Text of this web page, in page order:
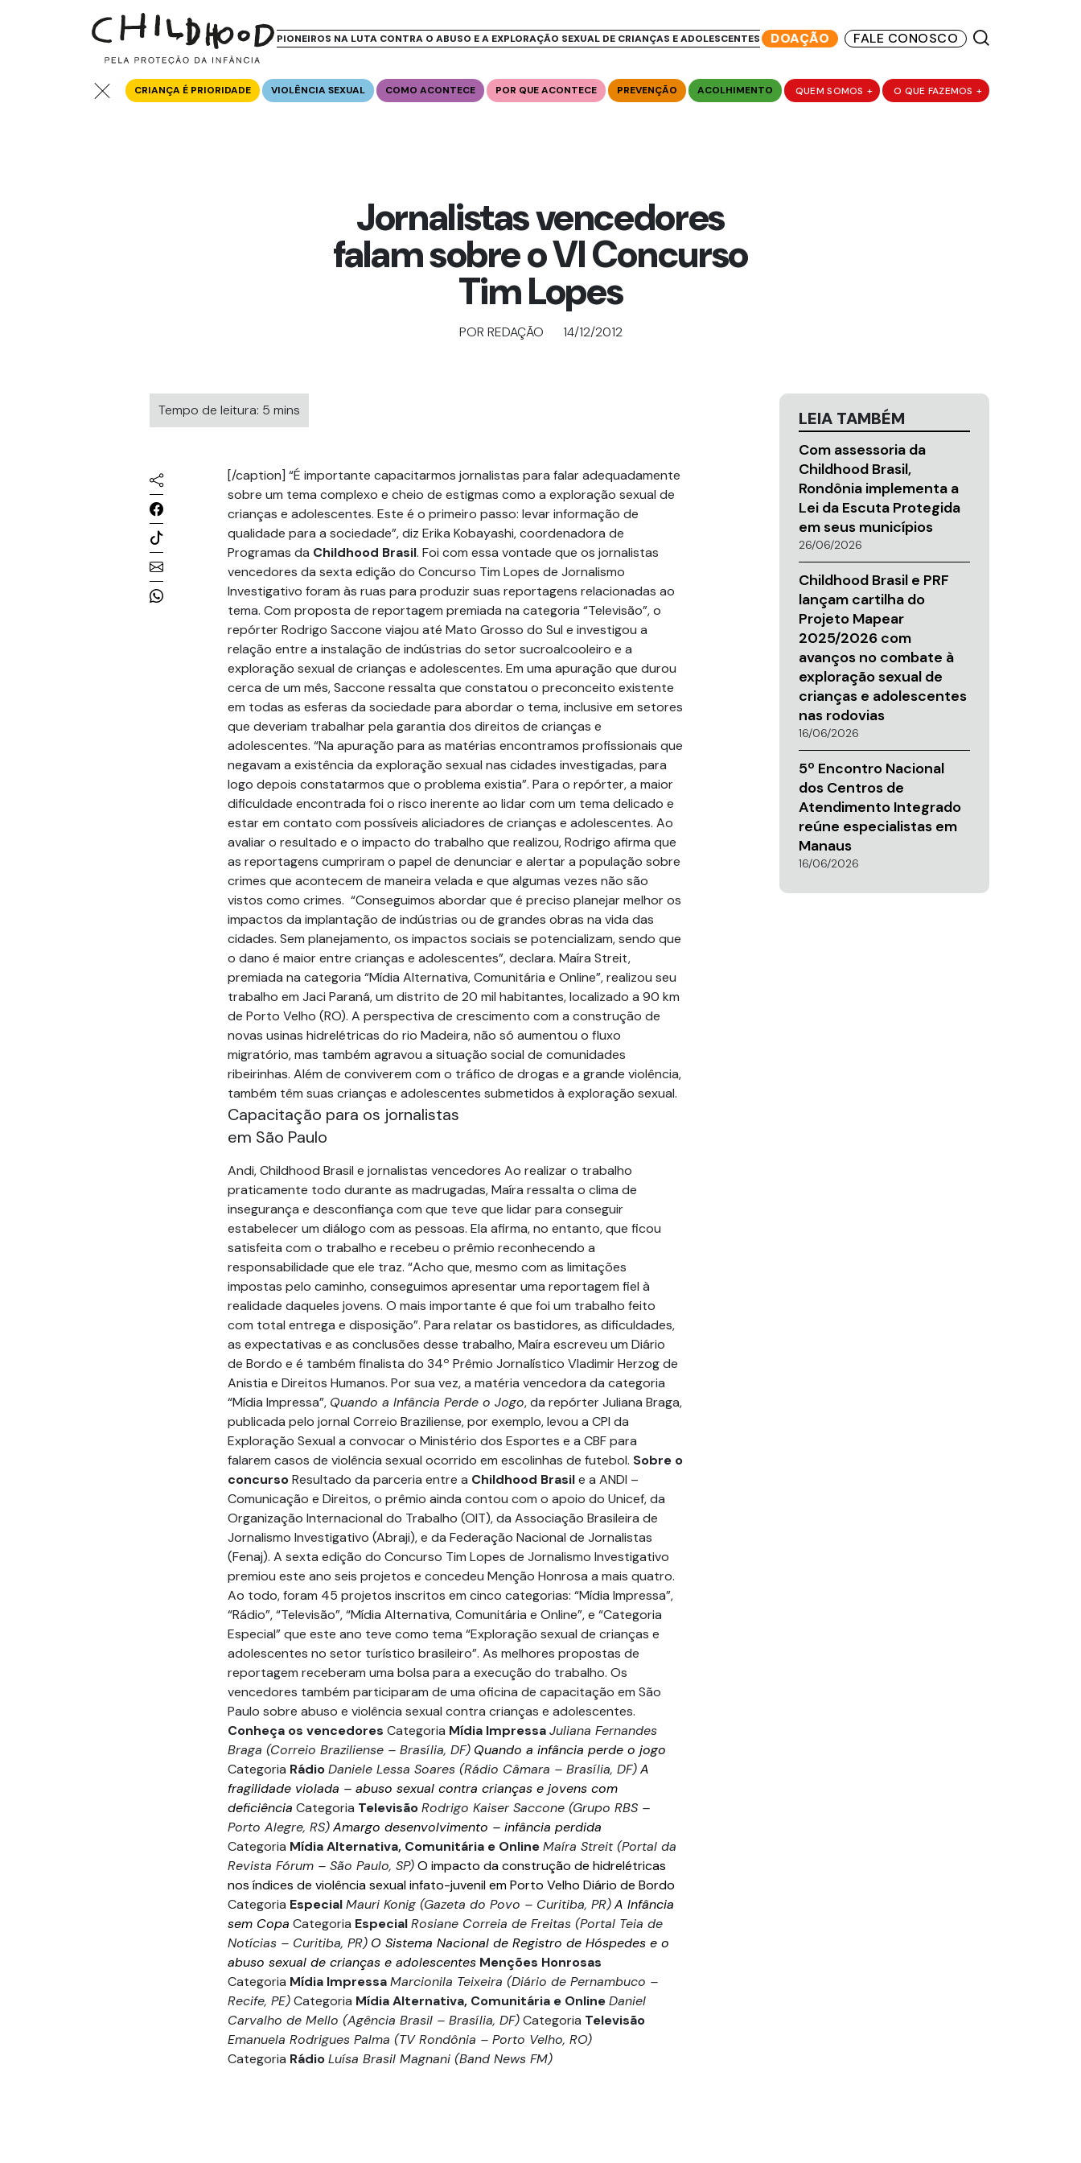
PIONEIROS NA LUTA CONTRA O ABUSO E A EXPLORAÇÃO SEXUAL DE CRIANÇAS E ADOLESCENTES DOAÇÃO FALE CONOSCO
CRIANÇA É PRIORIDADE VIOLÊNCIA SEXUAL COMO ACONTECE POR QUE ACONTECE PREVENÇÃO ACOLHIMENTO QUEM SOMOS + O QUE FAZEMOS +
Jornalistas vencedores
falam sobre o VI Concurso
Tim Lopes
POR REDAÇÃO 14/12/2012
Tempo de leitura: 5 mins
[/caption] “É importante capacitarmos jornalistas para falar adequadamente
sobre um tema complexo e cheio de estigmas como a exploração sexual de
crianças e adolescentes. Este é o primeiro passo: levar informação de
qualidade para a sociedade”, diz Erika Kobayashi, coordenadora de
Programas da Childhood Brasil. Foi com essa vontade que os jornalistas
vencedores da sexta edição do Concurso Tim Lopes de Jornalismo
Investigativo foram às ruas para produzir suas reportagens relacionadas ao
tema. Com proposta de reportagem premiada na categoria “Televisão”, o
repórter Rodrigo Saccone viajou até Mato Grosso do Sul e investigou a
relação entre a instalação de indústrias do setor sucroalcooleiro e a
exploração sexual de crianças e adolescentes. Em uma apuração que durou
cerca de um mês, Saccone ressalta que constatou o preconceito existente
em todas as esferas da sociedade para abordar o tema, inclusive em setores
que deveriam trabalhar pela garantia dos direitos de crianças e
adolescentes. “Na apuração para as matérias encontramos profissionais que
negavam a existência da exploração sexual nas cidades investigadas, para
logo depois constatarmos que o problema existia”. Para o repórter, a maior
dificuldade encontrada foi o risco inerente ao lidar com um tema delicado e
estar em contato com possíveis aliciadores de crianças e adolescentes. Ao
avaliar o resultado e o impacto do trabalho que realizou, Rodrigo afirma que
as reportagens cumpriram o papel de denunciar e alertar a população sobre
crimes que acontecem de maneira velada e que algumas vezes não são
vistos como crimes. “Conseguimos abordar que é preciso planejar melhor os
impactos da implantação de indústrias ou de grandes obras na vida das
cidades. Sem planejamento, os impactos sociais se potencializam, sendo que
o dano é maior entre crianças e adolescentes”, declara. Maíra Streit,
premiada na categoria “Mídia Alternativa, Comunitária e Online”, realizou seu
trabalho em Jaci Paraná, um distrito de 20 mil habitantes, localizado a 90 km
de Porto Velho (RO). A perspectiva de crescimento com a construção de
novas usinas hidrelétricas do rio Madeira, não só aumentou o fluxo
migratório, mas também agravou a situação social de comunidades
ribeirinhas. Além de conviverem com o tráfico de drogas e a grande violência,
também têm suas crianças e adolescentes submetidos à exploração sexual.
Capacitação para os jornalistas
em São Paulo
Andi, Childhood Brasil e jornalistas vencedores Ao realizar o trabalho
praticamente todo durante as madrugadas, Maíra ressalta o clima de
insegurança e desconfiança com que teve que lidar para conseguir
estabelecer um diálogo com as pessoas. Ela afirma, no entanto, que ficou
satisfeita com o trabalho e recebeu o prêmio reconhecendo a
responsabilidade que ele traz. “Acho que, mesmo com as limitações
impostas pelo caminho, conseguimos apresentar uma reportagem fiel à
realidade daqueles jovens. O mais importante é que foi um trabalho feito
com total entrega e disposição”. Para relatar os bastidores, as dificuldades,
as expectativas e as conclusões desse trabalho, Maíra escreveu um Diário
de Bordo e é também finalista do 34º Prêmio Jornalístico Vladimir Herzog de
Anistia e Direitos Humanos. Por sua vez, a matéria vencedora da categoria
“Mídia Impressa”, Quando a Infância Perde o Jogo, da repórter Juliana Braga,
publicada pelo jornal Correio Braziliense, por exemplo, levou a CPI da
Exploração Sexual a convocar o Ministério dos Esportes e a CBF para
falarem casos de violência sexual ocorrido em escolinhas de futebol. Sobre o
concursoResultado da parceria entre a Childhood Brasile a ANDI –
Comunicação e Direitos, o prêmio ainda contou com o apoio do Unicef, da
Organização Internacional do Trabalho (OIT), da Associação Brasileira de
Jornalismo Investigativo (Abraji), e da Federação Nacional de Jornalistas
(Fenaj). A sexta edição do Concurso Tim Lopes de Jornalismo Investigativo
premiou este ano seis projetos e concedeu Menção Honrosa a mais quatro.
Ao todo, foram 45 projetos inscritos em cinco categorias: “Mídia Impressa”,
“Rádio”, “Televisão”, “Mídia Alternativa, Comunitária e Online”, e “Categoria
Especial” que este ano teve como tema “Exploração sexual de crianças e
adolescentes no setor turístico brasileiro”. As melhores propostas de
reportagem receberam uma bolsa para a execução do trabalho. Os
vencedores também participaram de uma oficina de capacitação em São
Paulo sobre abuso e violência sexual contra crianças e adolescentes.
Conheça os vencedores Categoria Mídia ImpressaJuliana Fernandes
Braga (Correio Braziliense – Brasília, DF) Quando a infância perde o jogo
Categoria RádioDaniele Lessa Soares (Rádio Câmara – Brasília, DF)A
fragilidade violada – abuso sexual contra crianças e jovens com
deficiência Categoria TelevisãoRodrigo Kaiser Saccone (Grupo RBS –
Porto Alegre, RS)Amargo desenvolvimento – infância perdida
Categoria Mídia Alternativa, Comunitária e OnlineMaíra Streit (Portal da
Revista Fórum – São Paulo, SP)O impacto da construção de hidrelétricas
nos índices de violência sexual infato-juvenil em Porto Velho Diário de Bordo
Categoria EspecialMauri Konig (Gazeta do Povo – Curitiba, PR)A Infância
sem Copa Categoria EspecialRosiane Correia de Freitas (Portal Teia de
Notícias – Curitiba, PR) O Sistema Nacional de Registro de Hóspedes e o
abuso sexual de crianças e adolescentes Menções Honrosas
Categoria Mídia ImpressaMarcionila Teixeira (Diário de Pernambuco –
Recife, PE)Categoria Mídia Alternativa, Comunitária e OnlineDaniel
Carvalho de Mello (Agência Brasil – Brasília, DF)Categoria Televisão
Emanuela Rodrigues Palma (TV Rondônia – Porto Velho, RO)
Categoria RádioLuísa Brasil Magnani (Band News FM)
LEIA TAMBÉM
Com assessoria da
Childhood Brasil,
Rondônia implementa a
Lei da Escuta Protegida
em seus municípios
26/06/2026
Childhood Brasil e PRF
lançam cartilha do
Projeto Mapear
2025/2026 com
avanços no combate à
exploração sexual de
crianças e adolescentes
nas rodovias
16/06/2026
5º Encontro Nacional
dos Centros de
Atendimento Integrado
reúne especialistas em
Manaus
16/06/2026